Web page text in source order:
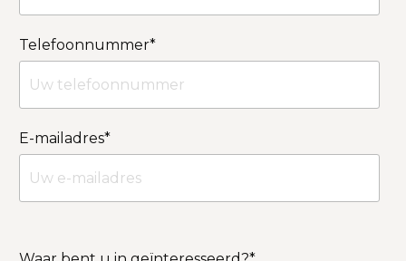
Telefoonnummer*
E-mailadres*